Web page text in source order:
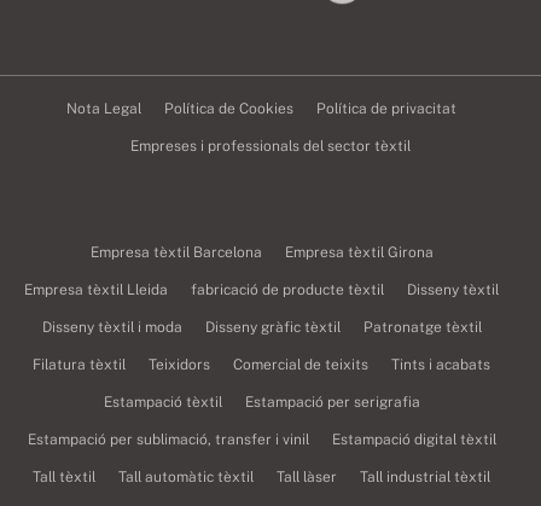
Nota Legal Política de Cookies Política de privacitat
Empreses i professionals del sector tèxtil
Empresa tèxtil Barcelona Empresa tèxtil Girona
Empresa tèxtil Lleida fabricació de producte tèxtil Disseny tèxtil
Disseny tèxtil i moda Disseny gràfic tèxtil Patronatge tèxtil
Filatura tèxtil Teixidors Comercial de teixits Tints i acabats
Estampació tèxtil Estampació per serigrafia
Estampació per sublimació, transfer i vinil Estampació digital tèxtil
Tall tèxtil Tall automàtic tèxtil Tall làser Tall industrial tèxtil